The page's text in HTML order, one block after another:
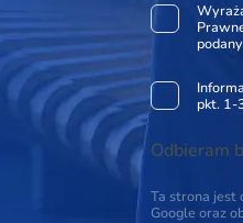
pkt. 1-
Odbieram
Ta strona jest
Google oraz